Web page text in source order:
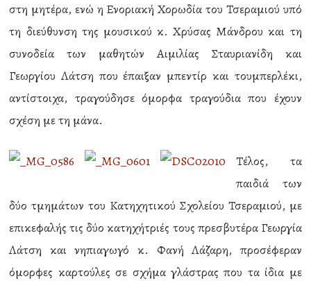
στη μητέρα, ενώ η Ενοριακή Χορωδία του Τσεραμιού υπό
τη διεύθυνση της μουσικού κ. Χρύσας Μάνδρου και τη
συνοδεία των μαθητών Αιμιλίας Σταυριανίδη και
Γεωργίου Λάτση που έπαιξαν μπεντίρ και τουμπερλέκι,
αντίστοιχα, τραγούδησε όμορφα τραγούδια που έχουν
σχέση με τη μάνα.
Τέλος, τα
παιδιά των
δύο τμημάτων του Κατηχητικού Σχολείου Τσεραμιού, με
επικεφαλής τις δύο κατηχήτριές τους πρεσβυτέρα Γεωργία
Λάτση και νηπιαγωγό κ. Φανή Λάζαρη, προσέφεραν
όμορφες καρτούλες σε σχήμα γλάστρας που τα ίδια με